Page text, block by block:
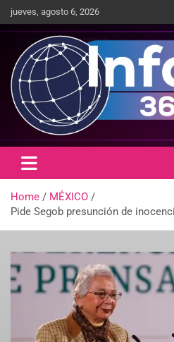
jueves, agosto 6, 2026
infored360.mx
Un giro en la información
Home
MÉXICO
Pide Segob presunción de